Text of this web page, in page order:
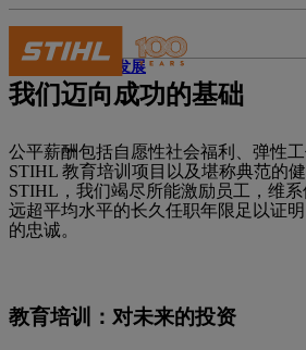
可持续发展
我们迈向成功的基础
公平薪酬包括自愿性社会福利、弹性
STIHL 教育培训项目以及堪称典范的
STIHL，我们竭尽所能激励员工，维系
远超平均水平的长久任职年限足以证
的忠诚。
教育培训：对未来的投资